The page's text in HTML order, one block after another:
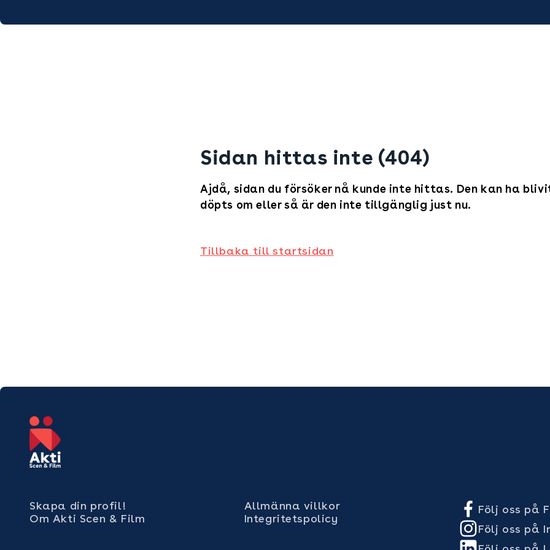
Sidan hittas inte (404)
Ajdå, sidan du försöker nå kunde inte hittas. Den kan ha
döpts om eller så är den inte tillgänglig just nu.
Tillbaka till startsidan
Skapa din profil!
Om Akti Scen & Film
Allmänna villkor
Integritetspolicy
Följ oss på
Följ oss på